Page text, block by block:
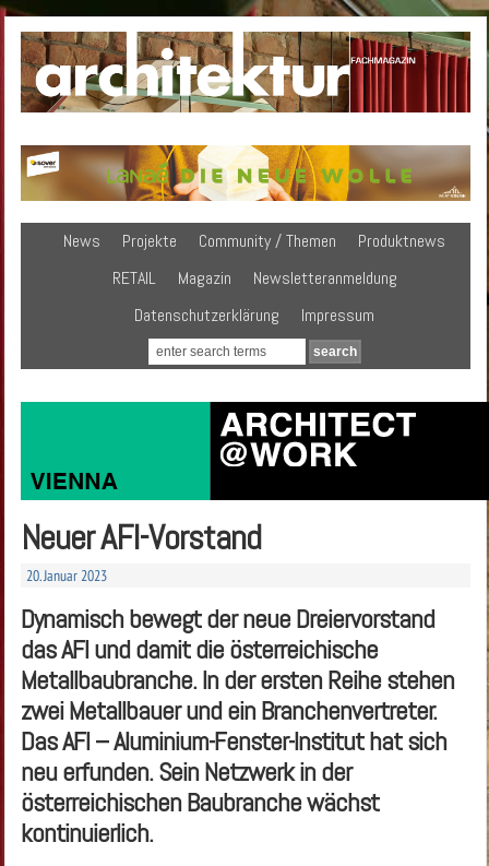
News Projekte Community / Themen
Produktnews
RETAIL
Magazin
Newsletteranmeldung
Datenschutzerklärung
Impressum
Neuer AFI-Vorstand
20. Januar 2023
Dynamisch bewegt der neue Dreiervorstand
das AFI und damit die österreichische
Metallbaubranche. In der ersten Reihe stehen
zwei Metallbauer und ein Branchenvertreter.
Das AFI – Aluminium-Fenster-Institut hat sich
neu erfunden. Sein Netzwerk in der
österreichischen Baubranche wächst
kontinuierlich.